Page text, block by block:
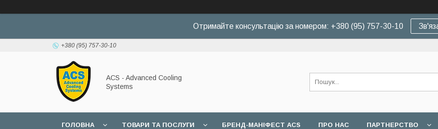
Отримайте консультацію за номером: +380 (95) 757-30-10
+380 (95) 757-30-10
ACS - Advanced Cooling
Systems
ГОЛОВНА ТОВАРИ ТА ПОСЛУГИ БРЕНД-МАНІФЕСТ ACS ПРО НАС ПАРТНЕРСТВО